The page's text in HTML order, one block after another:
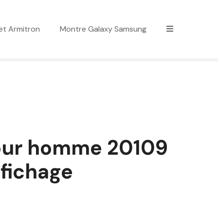
Armitron Montre Galaxy Samsung
homme 20109